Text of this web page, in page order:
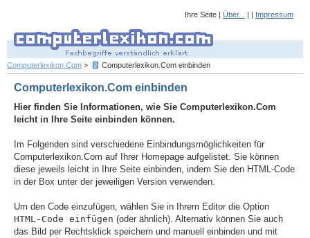
Ihre Seite | Über... | | Impressum
Computerlexikon.Com > Computerlexikon.Com einbinden
Computerlexikon.Com einbinden
Hier finden Sie Informationen, wie Sie Computerlexikon.Com
leicht in Ihre Seite einbinden können.
Im Folgenden sind verschiedene Einbindungsmöglichkeiten für
Computerlexikon.Com auf Ihrer Homepage aufgelistet. Sie können
diese jeweils leicht in Ihre Seite einbinden, indem Sie den HTML-Code
in der Box unter der jeweiligen Version verwenden.
Um den Code einzufügen, wählen Sie in Ihrem Editor die Option
HTML-Code einfügen (oder ähnlich). Alternativ können Sie auch
das Bild per Rechtsklick speichern und manuell einbinden und mit